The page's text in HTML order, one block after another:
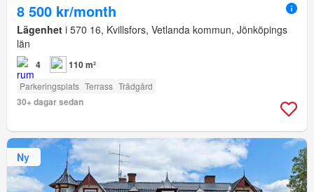
8 500 kr/month
Lägenhet i 570 16, Kvillsfors, Vetlanda kommun, Jönköpings
län
4 110 m²
Parkeringsplats Terrass Trädgård
30+ dagar sedan
Ny